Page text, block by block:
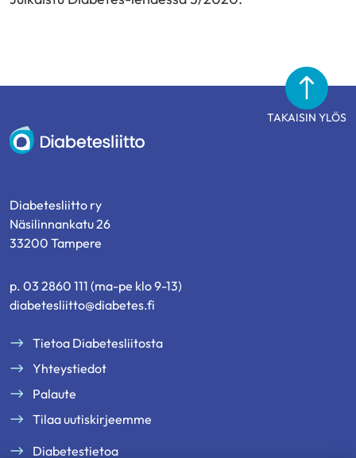
TAKAISIN YLÖS
Diabetesliitto
Diabetesliitto ry
Näsilinnankatu 26
33200 Tampere
p. 03 2860 111 (ma-pe klo 9-13)
diabetesliitto@diabetes.fi
Tietoa Diabetesliitosta
Yhteystiedot
Palaute
Tilaa uutiskirjeemme
Diabetestietoa